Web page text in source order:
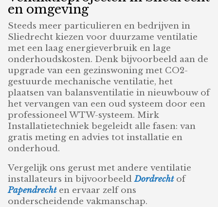
en omgeving
Steeds meer particulieren en bedrijven in
Sliedrecht kiezen voor duurzame ventilatie
met een laag energieverbruik en lage
onderhoudskosten. Denk bijvoorbeeld aan de
upgrade van een gezinswoning met CO2-
gestuurde mechanische ventilatie, het
plaatsen van balansventilatie in nieuwbouw of
het vervangen van een oud systeem door een
professioneel WTW-systeem. Mirk
Installatietechniek begeleidt alle fasen: van
gratis meting en advies tot installatie en
onderhoud.
Vergelijk ons gerust met andere ventilatie
installateurs in bijvoorbeeldDordrechtof
Papendrechten ervaar zelf ons
onderscheidende vakmanschap.